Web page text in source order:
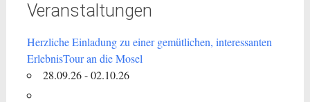
Veranstaltungen
Herzliche Einladung zu einer gemütlichen, interessanten
ErlebnisTour an die Mosel
28.09.26 - 02.10.26